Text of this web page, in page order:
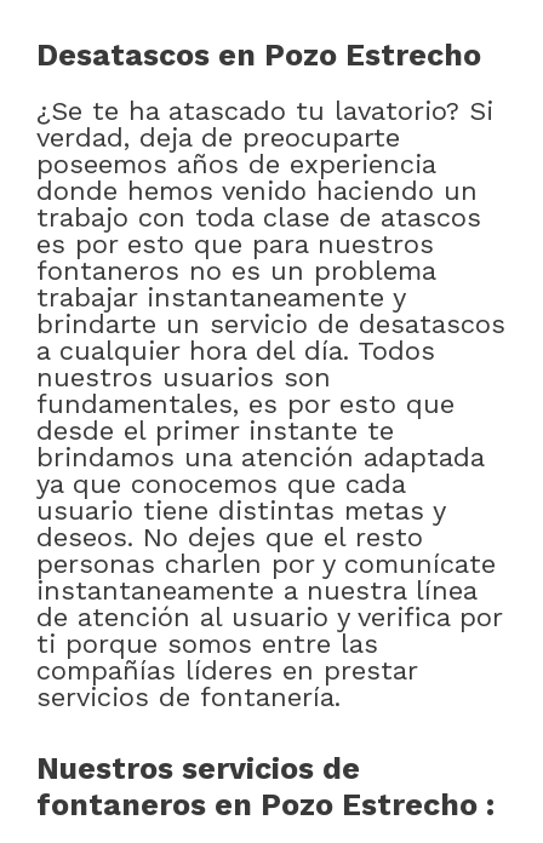
Desatascos en Pozo Estrecho
¿Se te ha atascado tu lavatorio? Si
verdad, deja de preocuparte
poseemos años de experiencia
donde hemos venido haciendo un
trabajo con toda clase de atascos
es por esto que para nuestros
fontaneros no es un problema
trabajar instantaneamente y
brindarte un servicio de desatascos
a cualquier hora del día. Todos
nuestros usuarios son
fundamentales, es por esto que
desde el primer instante te
brindamos una atención adaptada
ya que conocemos que cada
usuario tiene distintas metas y
deseos. No dejes que el resto
personas charlen por y comunícate
instantaneamente a nuestra línea
de atención al usuario y verifica por
ti porque somos entre las
compañías líderes en prestar
servicios de fontanería.
Nuestros servicios de
fontaneros en Pozo Estrecho :